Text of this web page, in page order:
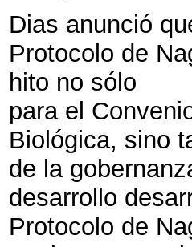
Dias anunció
Protocolo de
hito no sólo
para el
Biológica, sino
de la
desarrollo
Protocolo de